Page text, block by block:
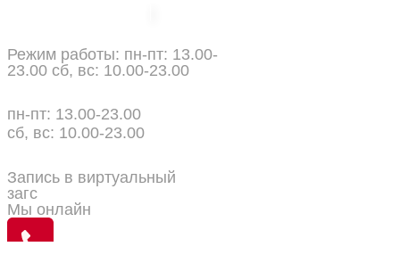
Режим работы: пн-пт: 13.00-
23.00 сб, вс: 10.00-23.00
пн-пт: 13.00-23.00
сб, вс: 10.00-23.00
Запись в виртуальный
загс
Мы онлайн